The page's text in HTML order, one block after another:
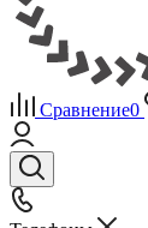
Сравнение0